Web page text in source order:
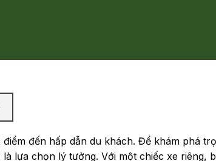
đến hấp dẫn du khách. Để khám phá
lựa chọn lý tưởng. Với một chiếc xe riêng,